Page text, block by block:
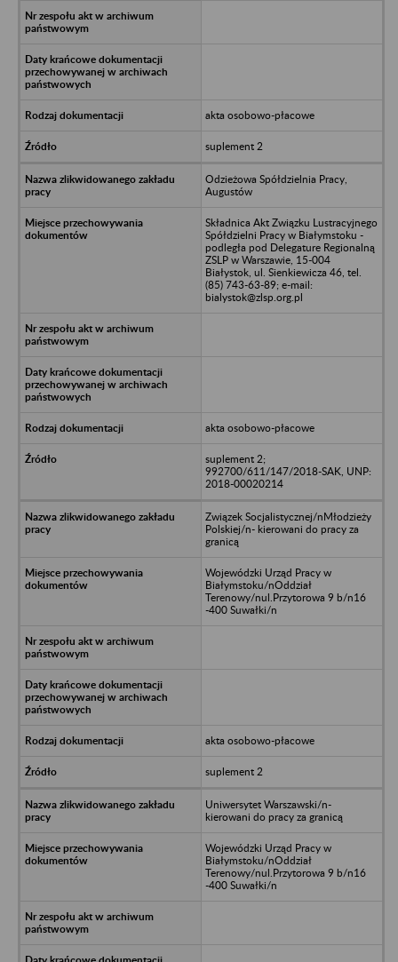
akta osobowo-płacowe
suplement 2
Odzieżowa Spółdzielnia Pracy,
Augustów
Składnica Akt Związku Lustracyjnego
Spółdzielni Pracy w Białymstoku -
podległa pod Delegature Regionalną
ZSLP w Warszawie, 15-004
Białystok, ul. Sienkiewicza 46, tel.
(85) 743-63-89; e-mail:
bialystok@zlsp.org.pl
akta osobowo-płacowe
suplement 2;
992700/611/147/2018-SAK, UNP:
2018-00020214
Związek Socjalistycznej/nMłodzieży
Polskiej/n- kierowani do pracy za
granicą
Wojewódzki Urząd Pracy w
Białymstoku/nOddział
Terenowy/nul.Przytorowa 9 b/n16
-400 Suwałki/n
akta osobowo-płacowe
suplement 2
Uniwersytet Warszawski/n-
kierowani do pracy za granicą
Wojewódzki Urząd Pracy w
Białymstoku/nOddział
Terenowy/nul.Przytorowa 9 b/n16
-400 Suwałki/n